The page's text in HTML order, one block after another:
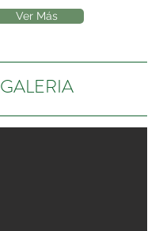
Ver Más
GALERIA